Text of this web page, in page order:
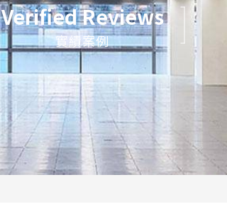
Verified Reviews
實績案例